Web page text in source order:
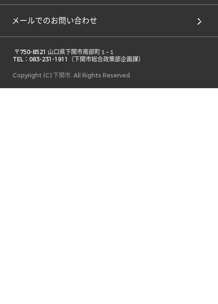
メールでのお問い合わせ
TEL：083-231-1911（下関市総合政策部企画課）
Copyright (C) 下関市. All Rights Reserved.